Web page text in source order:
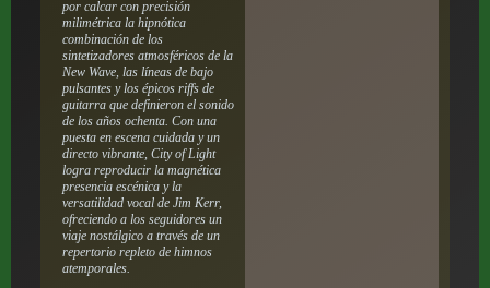
por calcar con precisión
milimétrica la hipnótica
combinación de los
sintetizadores atmosféricos de la
New Wave, las líneas de bajo
pulsantes y los épicos riffs de
guitarra que definieron el sonido
de los años ochenta. Con una
puesta en escena cuidada y un
directo vibrante, City of Light
logra reproducir la magnética
presencia escénica y la
versatilidad vocal de Jim Kerr,
ofreciendo a los seguidores un
viaje nostálgico a través de un
repertorio repleto de himnos
atemporales.